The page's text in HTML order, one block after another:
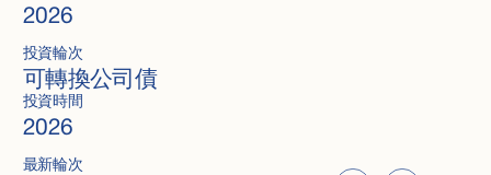
2026
投資輪次
可轉換公司債
投資時間
2026
最新輪次